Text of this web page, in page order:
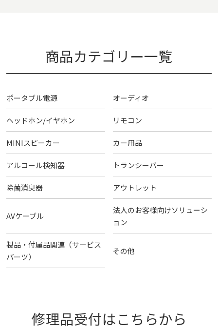
商品カテゴリー一覧
ポータブル電源 オーディオ
ヘッドホン/イヤホン リモコン
MINIスピーカー カー用品
アルコール検知器 トランシーバー
除菌消臭器 アウトレット
AVケーブル
法人のお客様向けソリューシ
ョン
製品・付属品関連（サービス
パーツ）
その他
修理品受付はこちらから